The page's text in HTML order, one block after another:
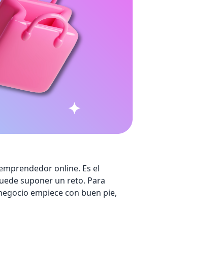
online. Es el
suponer un reto. Para
empiece con buen pie,